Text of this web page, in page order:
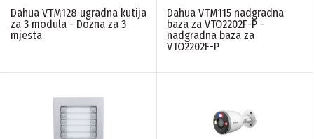
Dahua VTM128 ugradna kutija
za 3 modula - Dozna za 3
mjesta
Dahua VTM115 nadgradna
baza za VTO2202F-P -
nadgradna baza za
VTO2202F-P